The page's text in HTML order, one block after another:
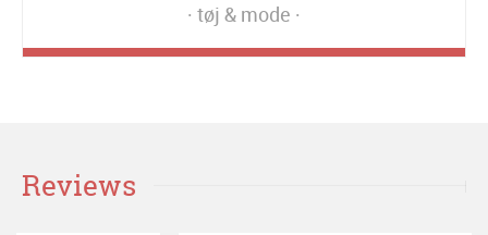
tøj & mode
Reviews